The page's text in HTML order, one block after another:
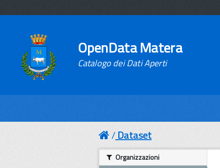
OpenData Matera
Catalogo dei Dati Aperti
Dataset
Organizzazioni